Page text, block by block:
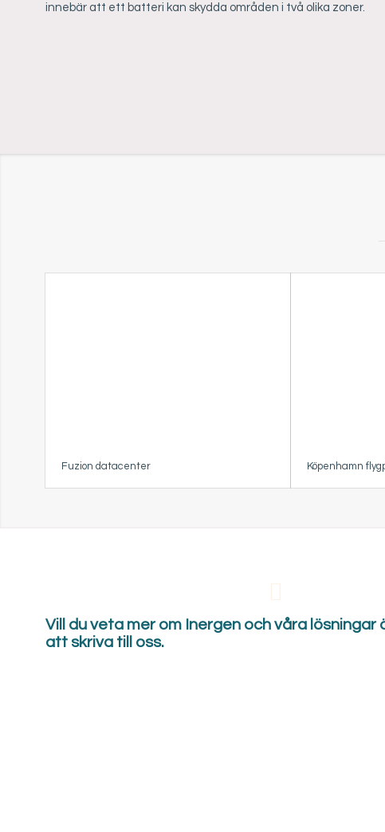
innebär att ett batteri kan skydda områden i två olika zoner.
Fuzion datacenter Köpenhamn
Vill du veta mer om Inergen och våra lösningar
att skriva till oss.